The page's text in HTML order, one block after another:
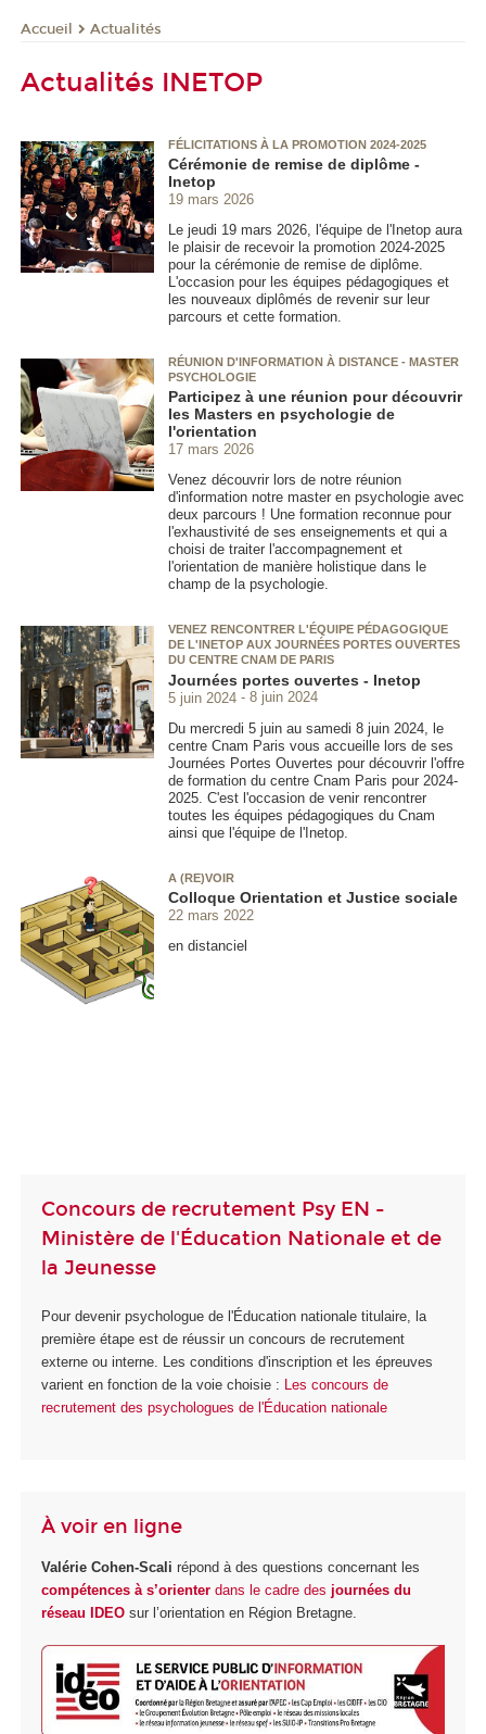
Accueil Actualités
Actualités INETOP
FÉLICITATIONS À LA PROMOTION 2024-2025
Cérémonie de remise de diplôme -
Inetop
19 mars 2026
Le jeudi 19 mars 2026, l'équipe de l'Inetop aura
le plaisir de recevoir la promotion 2024-2025
pour la cérémonie de remise de diplôme.
L'occasion pour les équipes pédagogiques et
les nouveaux diplômés de revenir sur leur
parcours et cette formation.
RÉUNION D'INFORMATION À DISTANCE - MASTER
PSYCHOLOGIE
Participez à une réunion pour découvrir
les Masters en psychologie de
l'orientation
17 mars 2026
Venez découvrir lors de notre réunion
d'information notre master en psychologie avec
deux parcours ! Une formation reconnue pour
l'exhaustivité de ses enseignements et qui a
choisi de traiter l'accompagnement et
l'orientation de manière holistique dans le
champ de la psychologie.
VENEZ RENCONTRER L'ÉQUIPE PÉDAGOGIQUE
DE L'INETOP AUX JOURNÉES PORTES OUVERTES
DU CENTRE CNAM DE PARIS
Journées portes ouvertes - Inetop
5 juin 2024
8 juin 2024
Du mercredi 5 juin au samedi 8 juin 2024, le
centre Cnam Paris vous accueille lors de ses
Journées Portes Ouvertes pour découvrir l'offre
de formation du centre Cnam Paris pour 2024-
2025. C'est l'occasion de venir rencontrer
toutes les équipes pédagogiques du Cnam
ainsi que l'équipe de l'Inetop.
A (RE)VOIR
Colloque Orientation et Justice sociale
22 mars 2022
en distanciel
Concours de recrutement Psy EN -
Ministère de l'Éducation Nationale et de
la Jeunesse
Pour devenir psychologue de l'Éducation nationale titulaire, la
première étape est de réussir un concours de recrutement
externe ou interne. Les conditions d'inscription et les épreuves
varient en fonction de la voie choisie :
Les concours de
recrutement des psychologues de l'Éducation nationale
À voir en ligne
Valérie Cohen-Scali répond à des questions concernant les
compétences à s’orienter dans le cadre des journées du
réseau IDEO sur l’orientation en Région Bretagne.